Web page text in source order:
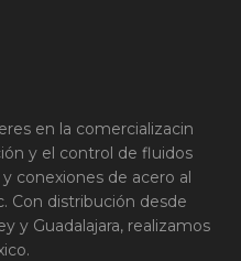
en la comercializacin
y el control de fluidos
conexiones de acero al
Con distribución desde
y Guadalajara, realizamos